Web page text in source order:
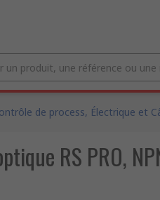
de process, Électrique et
RS PRO,